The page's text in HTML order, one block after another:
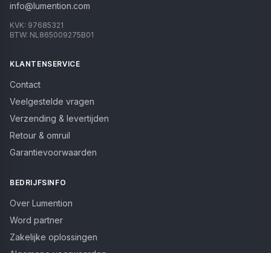
info@lumention.com
KVK: 97685321
BTW: NL865009275B01
KLANTENSERVICE
Contact
Veelgestelde vragen
Verzending & levertijden
Retour & omruil
Garantievoorwaarden
BEDRIJFSINFO
Over Lumention
Word partner
Zakelijke oplossingen